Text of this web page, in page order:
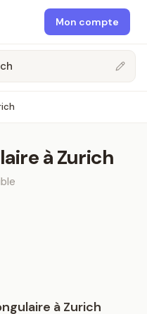
Mon compte
àZurich
à Zurich